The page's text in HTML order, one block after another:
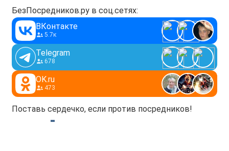
БезПосредников.ру в соц.сетях:
ВКонтакте
5.7к
Telegram
678
OK.ru
473
Поставь сердечко, если против посредников!